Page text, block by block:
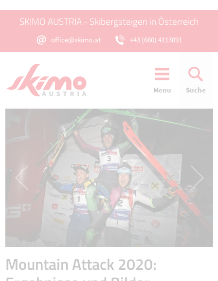
SKIMO AUSTRIA - Skibergsteigen in Österreich
office@skimo.at +43 (660) 4113091
Menu Suche
Mountain Attack 2020: